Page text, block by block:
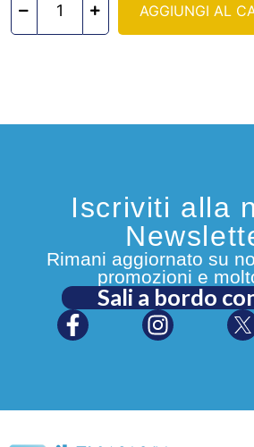
AGGIUNGI AL
Iscriviti alla
Rimani aggiornato su
promozioni e
Sali a bordo